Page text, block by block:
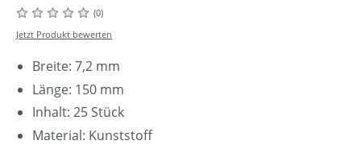
(0)
Jetzt Produkt bewerten
Breite: 7,2 mm
Länge: 150 mm
Inhalt: 25 Stück
Material: Kunststoff